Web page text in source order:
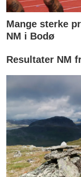
Mange sterke
NM i Bodø
Resultater NM